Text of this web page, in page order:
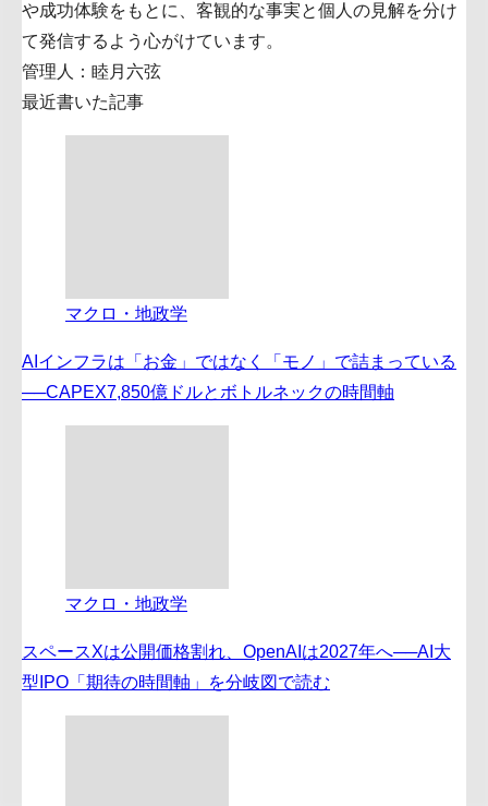
や成功体験をもとに、客観的な事実と個人の見解を分け
て発信するよう心がけています。
管理人：睦月六弦
最近書いた記事
マクロ・地政学
AIインフラは「お金」ではなく「モノ」で詰まっている
──CAPEX7,850億ドルとボトルネックの時間軸
マクロ・地政学
スペースXは公開価格割れ、OpenAIは2027年へ──AI大
型IPO「期待の時間軸」を分岐図で読む